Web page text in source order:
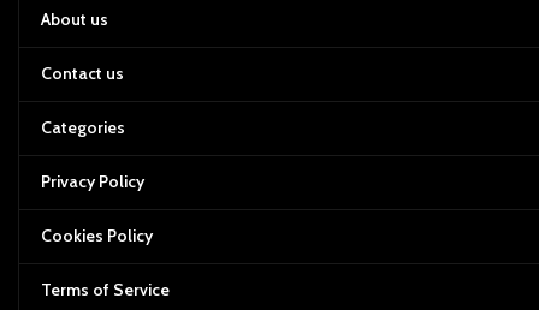
About us
Contact us
Categories
Privacy Policy
Cookies Policy
Terms of Service